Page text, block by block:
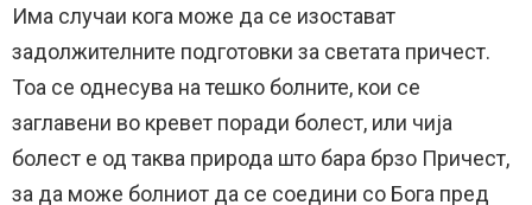
Има случаи кога може да се изостават
задолжителните подготовки за светата причест.
Тоа се однесува на тешко болните, кои се
заглавени во кревет поради болест, или чија
болест е од таква природа што бара брзо Причест,
за да може болниот да се соедини со Бога пред